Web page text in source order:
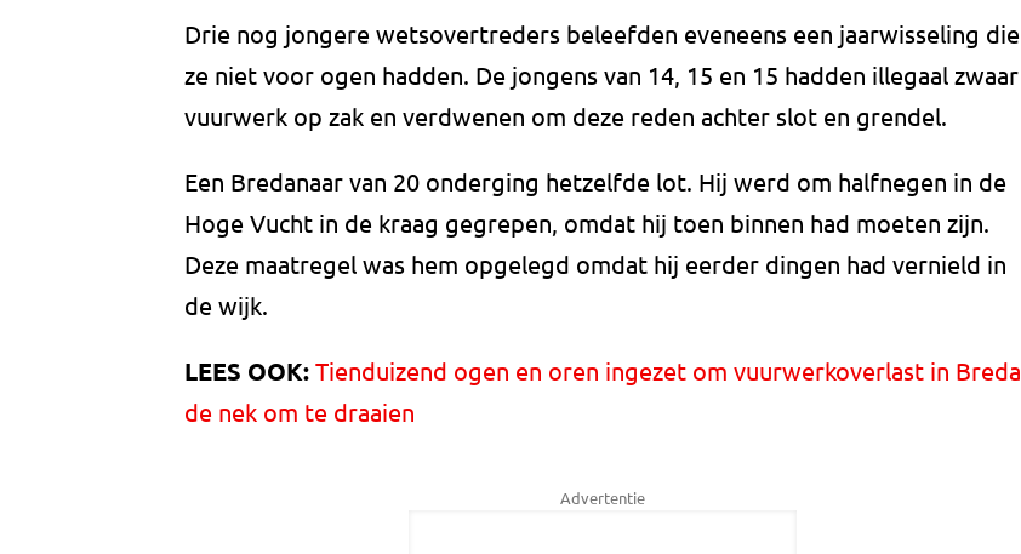
Drie nog jongere wetsovertreders beleefden eveneens een jaarwisseling die
ze niet voor ogen hadden. De jongens van 14, 15 en 15 hadden illegaal zwaar
vuurwerk op zak en verdwenen om deze reden achter slot en grendel.
Een Bredanaar van 20 onderging hetzelfde lot. Hij werd om halfnegen in de
Hoge Vucht in de kraag gegrepen, omdat hij toen binnen had moeten zijn.
Deze maatregel was hem opgelegd omdat hij eerder dingen had vernield in
de wijk.
LEES OOK: Tienduizend ogen en oren ingezet om vuurwerkoverlast in Breda
de nek om te draaien
Advertentie